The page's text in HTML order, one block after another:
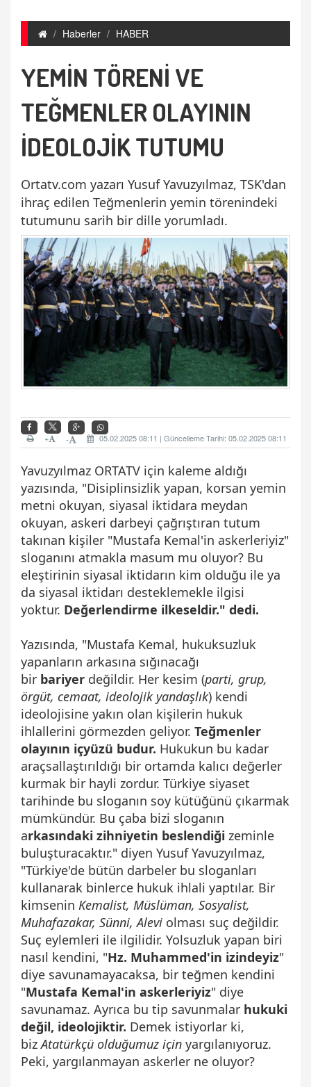
Haberler HABER
YEMİN TÖRENİ VE
TEĞMENLER OLAYININ
İDEOLOJİK TUTUMU
Ortatv.com yazarı Yusuf Yavuzyılmaz, TSK'dan
ihraç edilen Teğmenlerin yemin törenindeki
tutumunu sarih bir dille yorumladı.
05.02.2025 08:11 | Güncelleme Tarihi: 05.02.2025 08:11
-
+
Yavuzyılmaz ORTATV için kaleme aldığı
yazısında, "Disiplinsizlik yapan, korsan yemin
metni okuyan, siyasal iktidara meydan
okuyan, askeri darbeyi çağrıştıran tutum
takınan kişiler "Mustafa Kemal'in askerleriyiz"
sloganını atmakla masum mu oluyor? Bu
eleştirinin siyasal iktidarın kim olduğu ile ya
da siyasal iktidarı desteklemekle ilgisi
yoktur. Değerlendirme ilkeseldir." dedi.
Yazısında, "Mustafa Kemal, hukuksuzluk
yapanların arkasına sığınacağı
bir bariyer değildir. Her kesim (parti, grup,
örgüt, cemaat, ideolojik yandaşlık) kendi
ideolojisine yakın olan kişilerin hukuk
ihlallerini görmezden geliyor. Teğmenler
olayının içyüzü budur. Hukukun bu kadar
araçsallaştırıldığı bir ortamda kalıcı değerler
kurmak bir hayli zordur. Türkiye siyaset
tarihinde bu sloganın soy kütüğünü çıkarmak
mümkündür. Bu çaba bizi sloganın
arkasındaki zihniyetin beslendiği zeminle
buluşturacaktır." diyen Yusuf Yavuzyılmaz,
"Türkiye'de bütün darbeler bu sloganları
kullanarak binlerce hukuk ihlali yaptılar. Bir
kimsenin Kemalist, Müslüman, Sosyalist,
Muhafazakar, Sünni, Alevi olması suç değildir.
Suç eylemleri ile ilgilidir. Yolsuzluk yapan biri
nasıl kendini, "Hz. Muhammed'in izindeyiz"
diye savunamayacaksa, bir teğmen kendini
"Mustafa Kemal'in askerleriyiz" diye
savunamaz. Ayrıca bu tip savunmalar hukuki
değil, ideolojiktir. Demek istiyorlar ki,
bizAtatürkçü olduğumuz için yargılanıyoruz.
Peki, yargılanmayan askerler ne oluyor?